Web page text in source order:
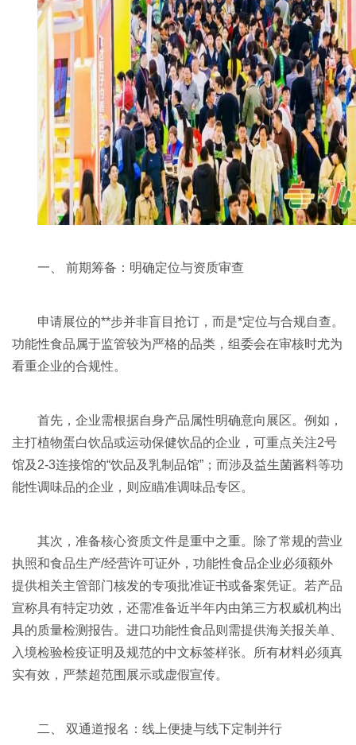
一、 前期筹备：明确定位与资质审查
申请展位的**步并非盲目抢订，而是*定位与合规自查。
功能性食品属于监管较为严格的品类，组委会在审核时尤为
看重企业的合规性。
首先，企业需根据自身产品属性明确意向展区。例如，
主打植物蛋白饮品或运动保健饮品的企业，可重点关注2号
馆及2-3连接馆的“饮品及乳制品馆”；而涉及益生菌酱料等功
能性调味品的企业，则应瞄准调味品专区。
其次，准备核心资质文件是重中之重。除了常规的营业
执照和食品生产/经营许可证外，功能性食品企业必须额外
提供相关主管部门核发的专项批准证书或备案凭证。若产品
宣称具有特定功效，还需准备近半年内由第三方权威机构出
具的质量检测报告。进口功能性食品则需提供海关报关单、
入境检验检疫证明及规范的中文标签样张。所有材料必须真
实有效，严禁超范围展示或虚假宣传。
二、 双通道报名：线上便捷与线下定制并行